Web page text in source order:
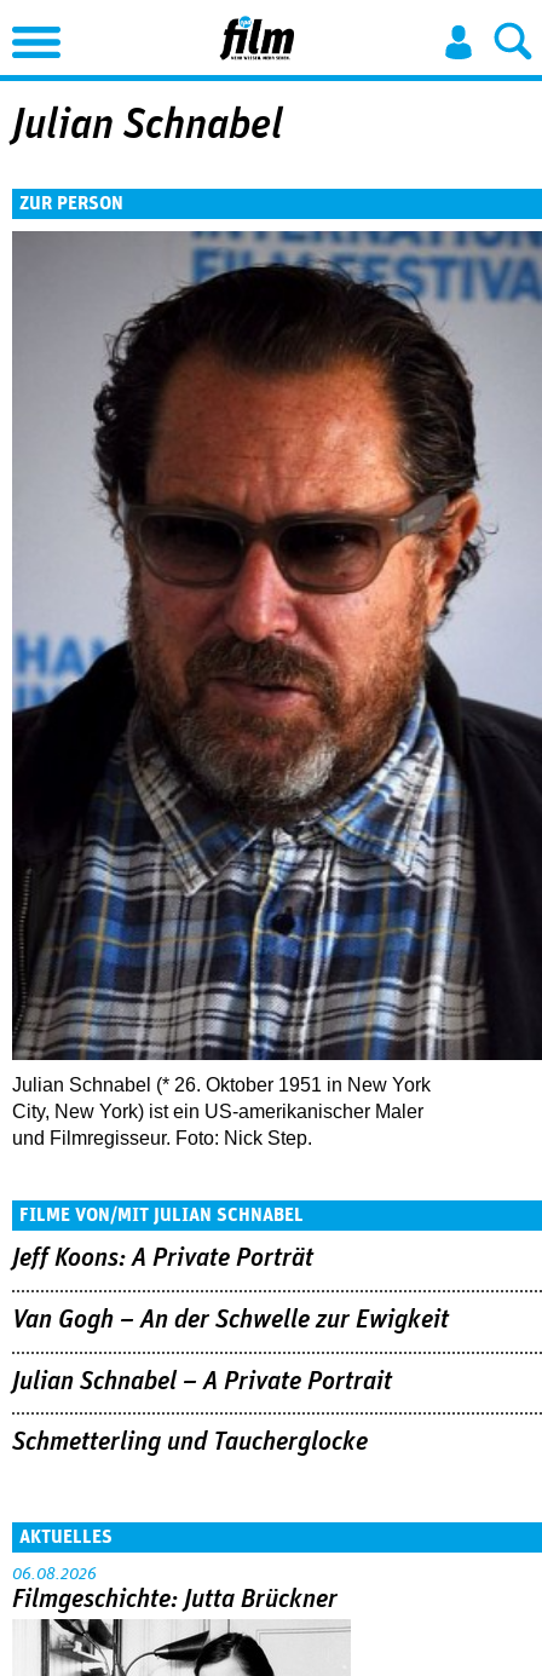
Jump to Navigation
Julian Schnabel
ZUR PERSON
Julian Schnabel (* 26. Oktober 1951 in New York
City, New York) ist ein US-amerikanischer Maler
und Filmregisseur. Foto: Nick Step.
FILME VON/MIT JULIAN SCHNABEL
Jeff Koons: A Private Porträt
Van Gogh – An der Schwelle zur Ewigkeit
Julian Schnabel – A Private Portrait
Schmetterling und Taucherglocke
AKTUELLES
06.08.2026
Filmgeschichte: Jutta Brückner